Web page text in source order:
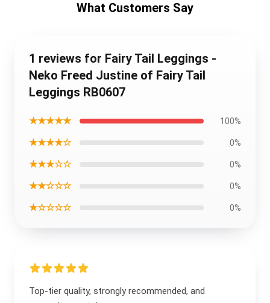
What Customers Say
1 reviews for Fairy Tail Leggings -
Neko Freed Justine of Fairy Tail
Leggings RB0607
★★★★★ 100%
★★★★☆ 0%
★★★☆☆ 0%
★★☆☆☆ 0%
★☆☆☆☆ 0%
Top-tier quality, strongly recommended, and